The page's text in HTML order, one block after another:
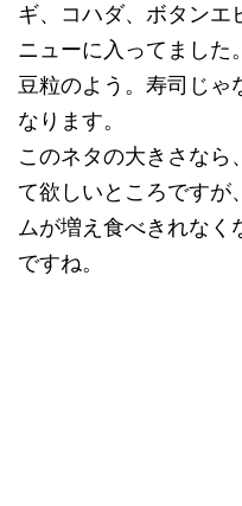
ギ、コハダ、ボタンエ
ニューに入ってました
豆粒のよう。寿司じゃ
なります。
このネタの大きさなら
て欲しいところですが
ムが増え食べきれなく
ですね。